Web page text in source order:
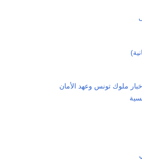
ملوك تونس وعهد الأمان